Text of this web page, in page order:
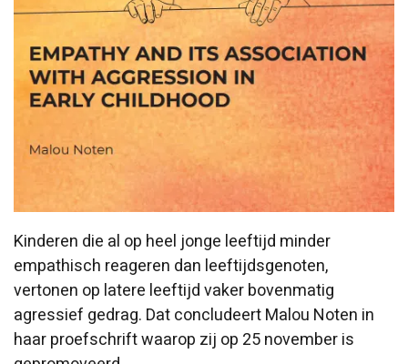
Kinderen die al op heel jonge leeftijd minder
empathisch reageren dan leeftijdsgenoten,
vertonen op latere leeftijd vaker bovenmatig
agressief gedrag. Dat concludeert Malou Noten in
haar proefschrift waarop zij op 25 november is